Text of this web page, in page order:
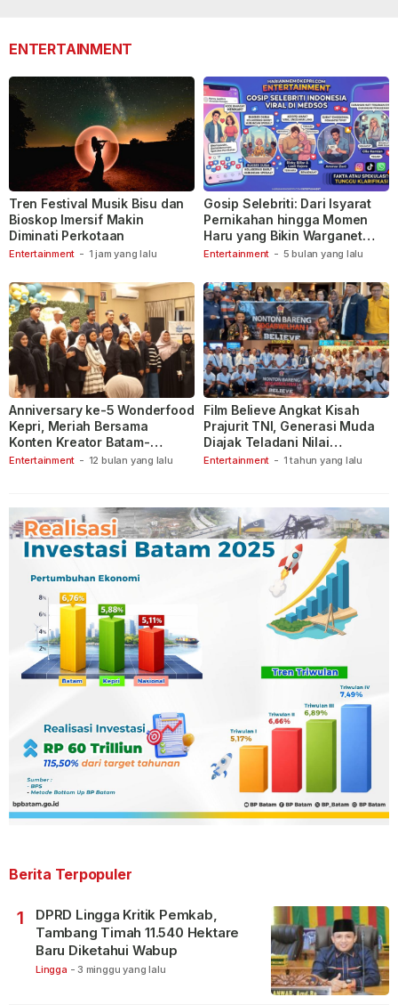
ENTERTAINMENT
Entertainment - 1 jam yang lalu
Tren Festival Musik Bisu dan
Bioskop Imersif Makin
Diminati Perkotaan
Entertainment - 5 bulan yang lalu
Gosip Selebriti: Dari Isyarat
Pernikahan hingga Momen
Haru yang Bikin Warganet
Berspekulasi
Entertainment - 12 bulan yang lalu
Anniversary ke-5 Wonderfood
Kepri, Meriah Bersama
Konten Kreator Batam-
Tanjungpinang
Entertainment - 1 tahun yang lalu
Film Believe Angkat Kisah
Prajurit TNI, Generasi Muda
Diajak Teladani Nilai
Keberanian
Berita Terpopuler
1
DPRD Lingga Kritik Pemkab,
Tambang Timah 11.540 Hektare
Baru Diketahui Wabup
Lingga - 3 minggu yang lalu